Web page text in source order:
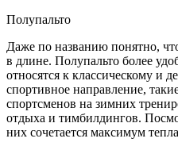
Полупальто
Даже по названию понятно,
в длине. Полупальто более
относятся к классическому и
спортивное направление,
спортсменов на зимних
отдыха и тимбилдингов.
них сочетается максимум